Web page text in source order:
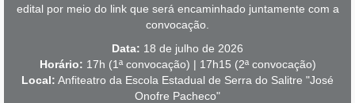
edital por meio do link que será encaminhado juntamente com a
convocação.
Data: 18 de julho de 2026
Horário: 17h (1ª convocação) | 17h15 (2ª convocação)
Local: Anfiteatro da Escola Estadual de Serra do Salitre "José
Onofre Pacheco"